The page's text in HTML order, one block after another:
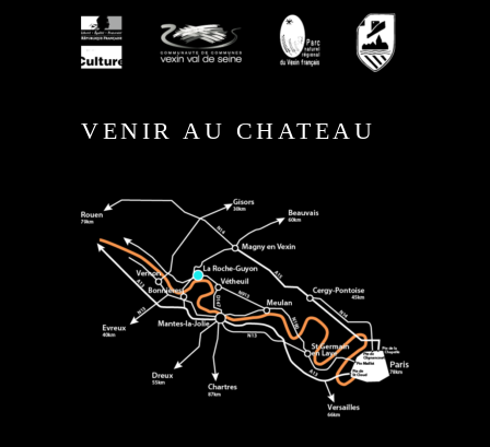
VENIR AU CHATEAU